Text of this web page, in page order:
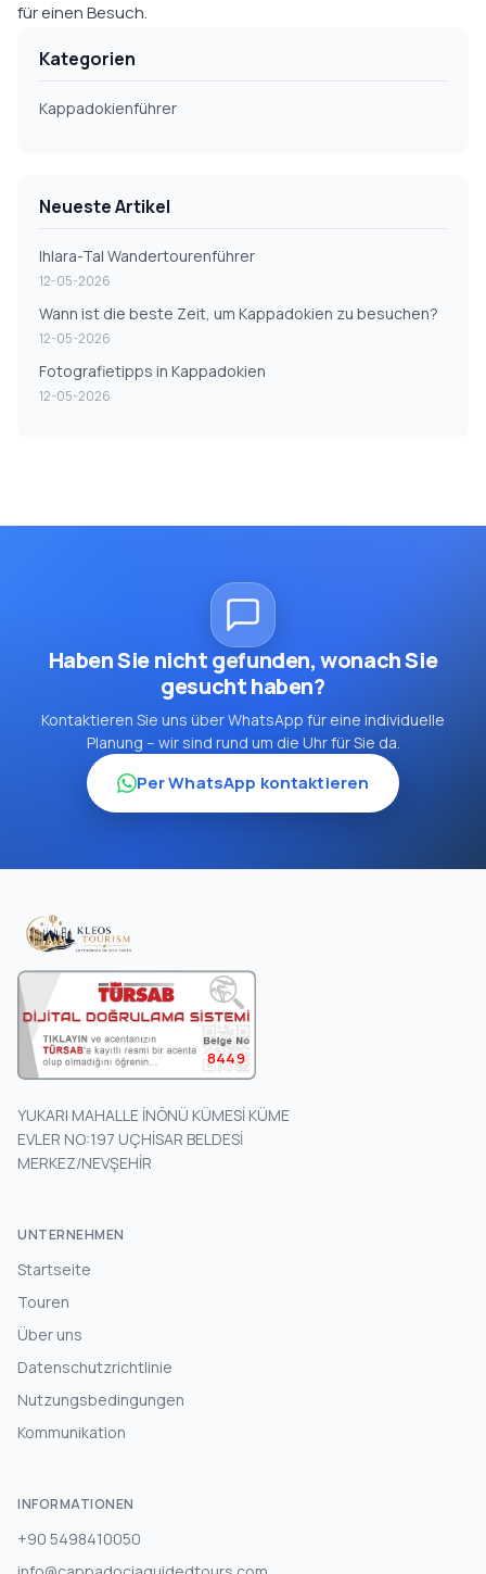
für einen Besuch.
Kategorien
Kappadokienführer
Neueste Artikel
Ihlara-Tal Wandertourenführer
12-05-2026
Wann ist die beste Zeit, um Kappadokien zu besuchen?
12-05-2026
Fotografietipps in Kappadokien
12-05-2026
Haben Sie nicht gefunden, wonach Sie
gesucht haben?
Kontaktieren Sie uns über WhatsApp für eine individuelle
Planung – wir sind rund um die Uhr für Sie da.
Per WhatsApp kontaktieren
8449
YUKARI MAHALLE İNÖNÜ KÜMESİ KÜME
EVLER NO:197 UÇHİSAR BELDESİ
MERKEZ/NEVŞEHİR
UNTERNEHMEN
Startseite
Touren
Über uns
Datenschutzrichtlinie
Nutzungsbedingungen
Kommunikation
INFORMATIONEN
+90 5498410050